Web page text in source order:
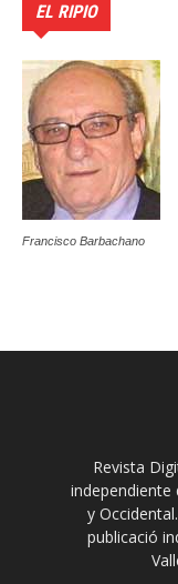
EL RIPIO
Francisco Barbachano
Revista
independiente
y
publicació